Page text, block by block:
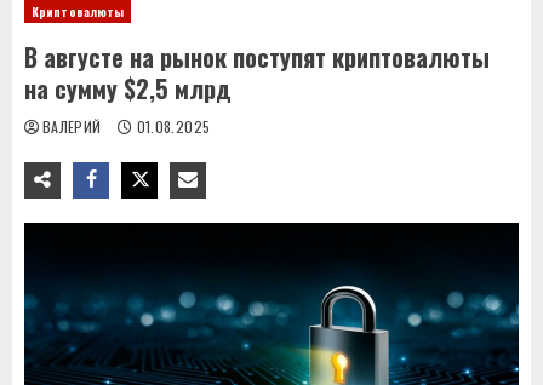
Криптовалюты
В августе на рынок поступят криптовалюты
на сумму $2,5 млрд
ВАЛЕРИЙ 01.08.2025